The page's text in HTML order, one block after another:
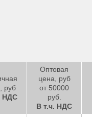
руб
НДС
Оптовая
цена, руб
от 50000
руб.
В т.ч. НДС